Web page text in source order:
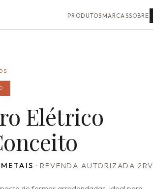
PRODUTOS MARCASSOBRE
Elétrico
· REVENDA AUTORIZADA 2RV